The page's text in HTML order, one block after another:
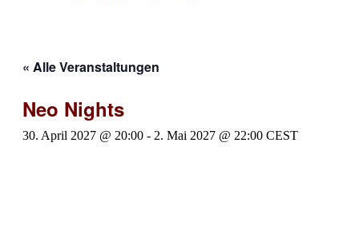
« Alle Veranstaltungen
Neo Nights
30. April 2027 @ 20:00 - 2. Mai 2027 @ 22:00 CEST